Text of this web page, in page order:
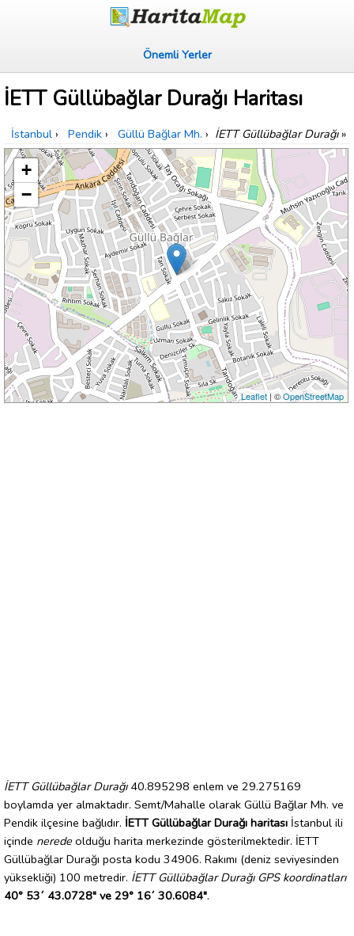
Önemli Yerler
İETT Güllübağlar Durağı Haritası
İstanbul › Pendik › Güllü Bağlar Mh. › İETT Güllübağlar Durağı»
+
−
Leaflet| ©OpenStreetMap
İETT Güllübağlar Durağı40.895298 enlem ve 29.275169
boylamda yer almaktadır. Semt/Mahalle olarak Güllü Bağlar Mh. ve
Pendik ilçesine bağlıdır. İETT Güllübağlar Durağı haritası İstanbul ili
içinde nerede olduğu harita merkezinde gösterilmektedir. İETT
Güllübağlar Durağı posta kodu 34906. Rakımı (deniz seviyesinden
yüksekliği) 100 metredir. İETT Güllübağlar Durağı GPS koordinatları
40° 53´ 43.0728" ve 29° 16´ 30.6084".